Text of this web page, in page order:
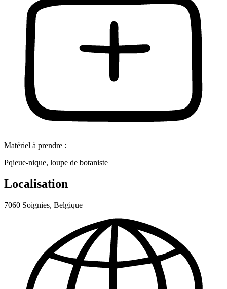
Matériel à prendre :
Pqieue-nique, loupe de botaniste
Localisation
7060 Soignies, Belgique